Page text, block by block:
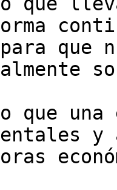
que
que una